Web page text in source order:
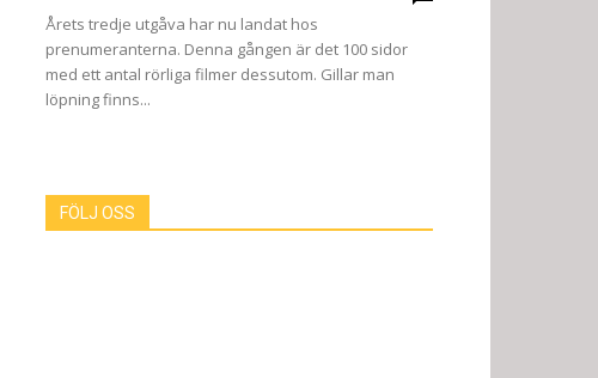
Årets tredje utgåva har nu landat hos
prenumeranterna. Denna gången är det 100 sidor
med ett antal rörliga filmer dessutom. Gillar man
löpning finns...
FÖLJ OSS